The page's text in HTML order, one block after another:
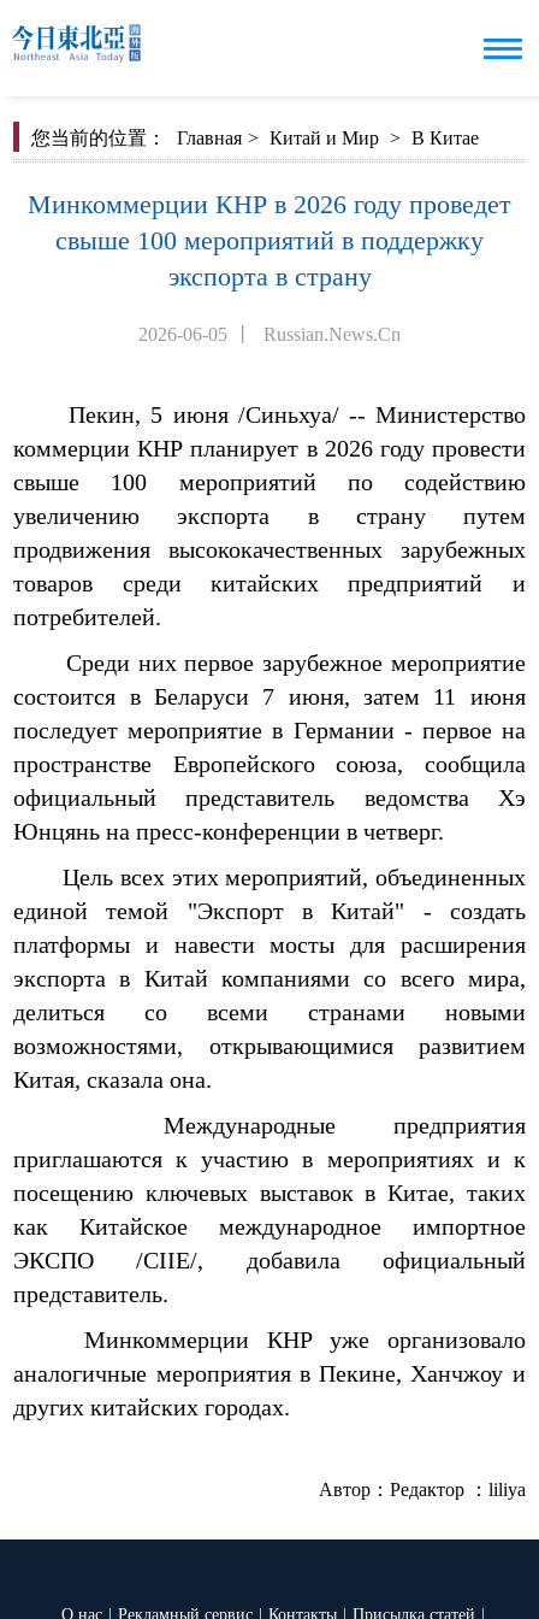
您当前的位置： Главная > Китай и Мир > В Китае
Минкоммерции КНР в 2026 году проведет
свыше 100 мероприятий в поддержку
экспорта в страну
2026-06-05 Russian.News.Cn
Пекин, 5 июня /Синьхуа/ -- Министерство
коммерции КНР планирует в 2026 году провести
свыше 100 мероприятий по содействию
увеличению экспорта в страну путем
продвижения высококачественных зарубежных
товаров среди китайских предприятий и
потребителей.
Среди них первое зарубежное мероприятие
состоится в Беларуси 7 июня, затем 11 июня
последует мероприятие в Германии - первое на
пространстве Европейского союза, сообщила
официальный представитель ведомства Хэ
Юнцянь на пресс-конференции в четверг.
Цель всех этих мероприятий, объединенных
единой темой "Экспорт в Китай" - создать
платформы и навести мосты для расширения
экспорта в Китай компаниями со всего мира,
делиться со всеми странами новыми
возможностями, открывающимися развитием
Китая, сказала она.
Международные предприятия
приглашаются к участию в мероприятиях и к
посещению ключевых выставок в Китае, таких
как Китайское международное импортное
ЭКСПО /CIIE/, добавила официальный
представитель.
Минкоммерции КНР уже организовало
аналогичные мероприятия в Пекине, Ханчжоу и
других китайских городах.
Автор： Редактор ：liliya
О нас Рекламный сервис Контакты Присылка статей